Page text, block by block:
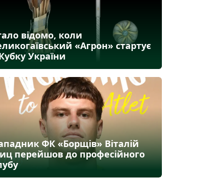
відомо, коли
«Агрон» стартує
України
ФК «Борщів» Віталій
перейшов до професійного